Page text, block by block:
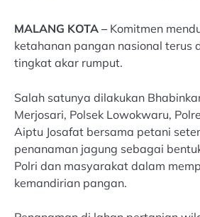
MALANG KOTA –Komitmen
ketahanan pangan nasional terus
tingkat akar rumput.
Salah satunya dilakukan
Merjosari, Polsek Lowokwaru,
Aiptu Josafat bersama petani
penanaman jagung sebagai
Polri dan masyarakat dalam
kemandirian pangan.